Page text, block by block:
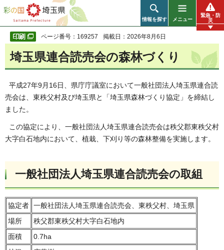
彩の国 埼玉県
情報を探す メニュー
緊急・防
災
ページ番号：169257 掲載日：2026年8月6日
埼玉県連合読売会の森林づくり
平成27年9月16日、県庁庁議室において一般社団法人埼玉県連合読
売会は、東秩父村及び埼玉県と「埼玉県森林づくり協定」を締結し
ました。
この協定により、一般社団法人埼玉県連合読売会は秩父郡東秩父村
大字白石地内において、植栽、下刈り等の森林整備を実施します。
一般社団法人埼玉県連合読売会の取組
協定者 一般社団法人埼玉県連合読売会、東秩父村、埼玉県
場所
秩父郡東秩父村大字白石地内
面積
0.7ha